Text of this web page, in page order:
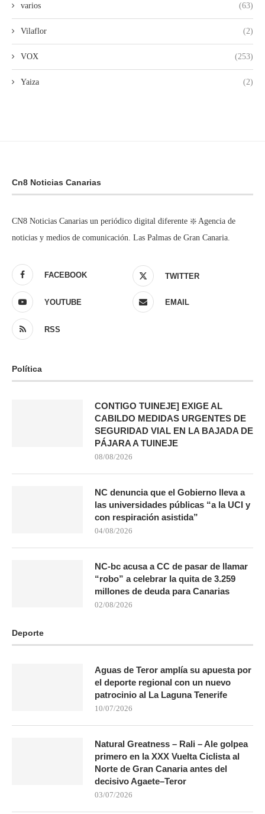
varios (63)
Vilaflor (2)
VOX (253)
Yaiza (2)
Cn8 Noticias Canarias
CN8 Noticias Canarias un periódico digital diferente ❇️ Agencia de
noticias y medios de comunicación. Las Palmas de Gran Canaria.
FACEBOOK TWITTER
YOUTUBE EMAIL
RSS
Política
CONTIGO TUINEJE] EXIGE AL
CABILDO MEDIDAS URGENTES DE
SEGURIDAD VIAL EN LA BAJADA DE
PÁJARA A TUINEJE
08/08/2026
NC denuncia que el Gobierno lleva a
las universidades públicas “a la UCI y
con respiración asistida”
04/08/2026
NC-bc acusa a CC de pasar de llamar
“robo” a celebrar la quita de 3.259
millones de deuda para Canarias
02/08/2026
Deporte
Aguas de Teror amplía su apuesta por
el deporte regional con un nuevo
patrocinio al La Laguna Tenerife
10/07/2026
Natural Greatness – Rali – Ale golpea
primero en la XXX Vuelta Ciclista al
Norte de Gran Canaria antes del
decisivo Agaete–Teror
03/07/2026